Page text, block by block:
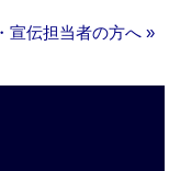
宣伝担当者の方へ »